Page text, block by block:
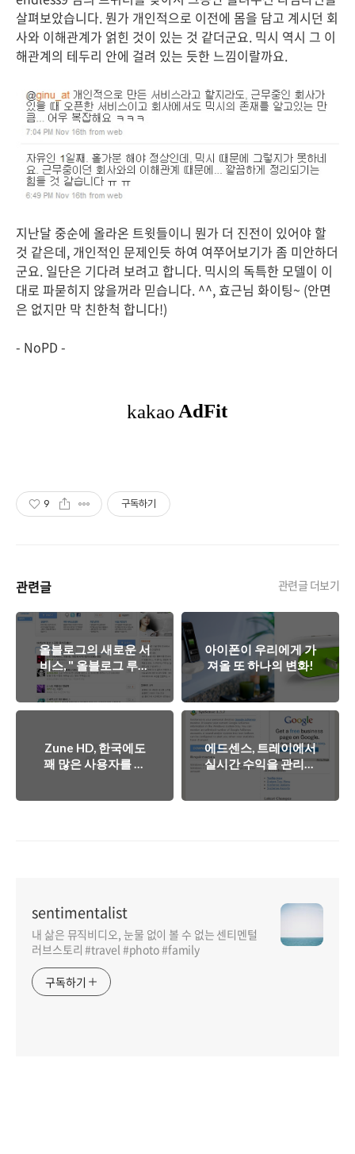
살펴보았습니다. 뭔가 개인적으로 이전에 몸을 담고 계시던 회
사와 이해관계가 얽힌 것이 있는 것 같더군요. 믹시 역시 그 이
해관계의 테두리 안에 걸려 있는 듯한 느낌이랄까요.
지난달 중순에 올라온 트윗들이니 뭔가 더 진전이 있어야 할
것 같은데, 개인적인 문제인듯 하여 여쭈어보기가 좀 미안하더
군요. 일단은 기다려 보려고 합니다. 믹시의 독특한 모델이 이
대로 파묻히지 않을꺼라 믿습니다. ^^, 효근님 화이팅~ (안면
은 없지만 막 친한척 합니다!)
- NoPD -
9 구독하기
관련글 관련글 더보기
올블로그의 새로운 서
비스, " 올블로그 루비
" 오픈!
아이폰이 우리에게 가
져올 또 하나의 변화!
Zune HD, 한국에도
꽤 많은 사용자를 확
에드센스, 트레이에서
실시간 수익을 관리하
세요~!
sentimentalist
내 삶은 뮤직비디오, 눈물 없이 볼 수 없는 센티멘털
러브스토리 #travel #photo #family
구독하기